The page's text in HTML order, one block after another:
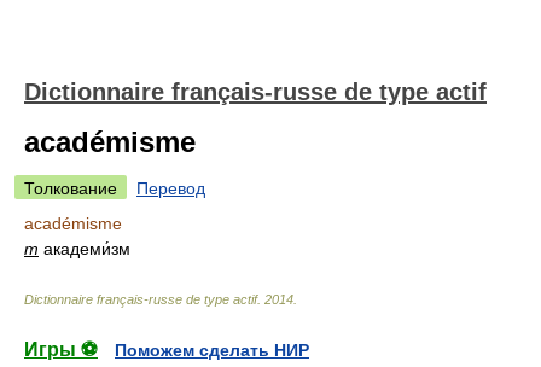
Dictionnaire français-russe de type actif
académisme
Толкование
Перевод
académisme
m академи́зм
Dictionnaire français-russe de type actif. 2014
Игры ⚽
Поможем сделать НИР